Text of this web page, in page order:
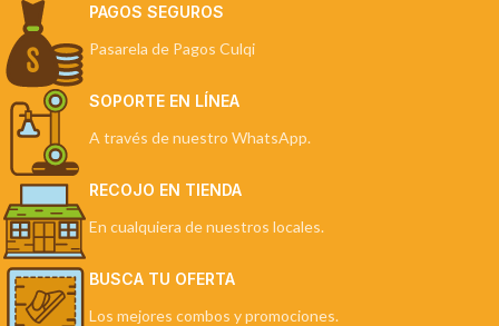
PAGOS SEGUROS
Pasarela de Pagos Culqi
SOPORTE EN LÍNEA
A través de nuestro WhatsApp.
RECOJO EN TIENDA
En cualquiera de nuestros locales.
BUSCA TU OFERTA
Los mejores combos y promociones.